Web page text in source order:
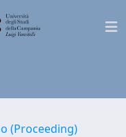
(Proceeding)